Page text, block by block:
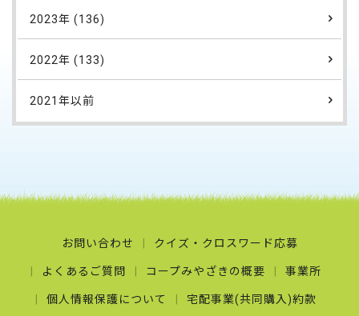
2023年 (136)
2022年 (133)
2021年以前
お問い合わせ クイズ・クロスワード応募
よくあるご質問 コープみやざきの概要 事業所
個人情報保護について 宅配事業(共同購入)約款